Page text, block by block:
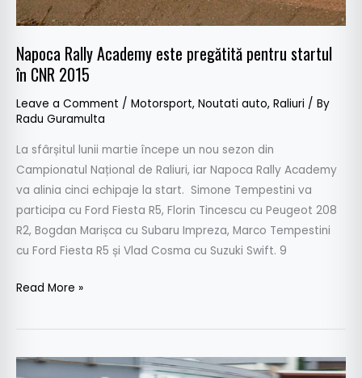
Napoca Rally Academy este pregătită pentru startul
în CNR 2015
Leave a Comment / Motorsport, Noutati auto, Raliuri / By
Radu Guramulta
La sfârșitul lunii martie începe un nou sezon din
Campionatul Național de Raliuri, iar Napoca Rally Academy
va alinia cinci echipaje la start. Simone Tempestini va
participa cu Ford Fiesta R5, Florin Tincescu cu Peugeot 208
R2, Bogdan Marișca cu Subaru Impreza, Marco Tempestini
cu Ford Fiesta R5 și Vlad Cosma cu Suzuki Swift. 9
Read More »
Ford